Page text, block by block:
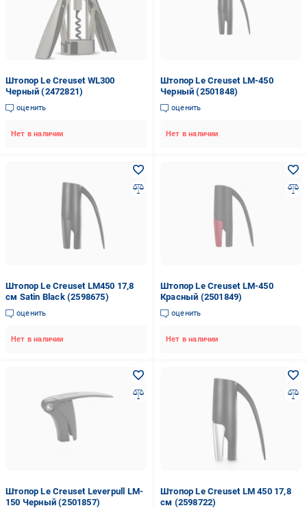
Штопор Le Creuset WL300
Черный (2472821)
оценить
Нет в наличии
Штопор Le Creuset LM-450
Черный (2501848)
оценить
Нет в наличии
Штопор Le Creuset LM450 17,8
см Satin Black (2598675)
оценить
Нет в наличии
Штопор Le Creuset LM-450
Красный (2501849)
оценить
Нет в наличии
Штопор Le Creuset Leverpull LM-
150 Черный (2501857)
Штопор Le Creuset LM 450 17,8
см (2598722)